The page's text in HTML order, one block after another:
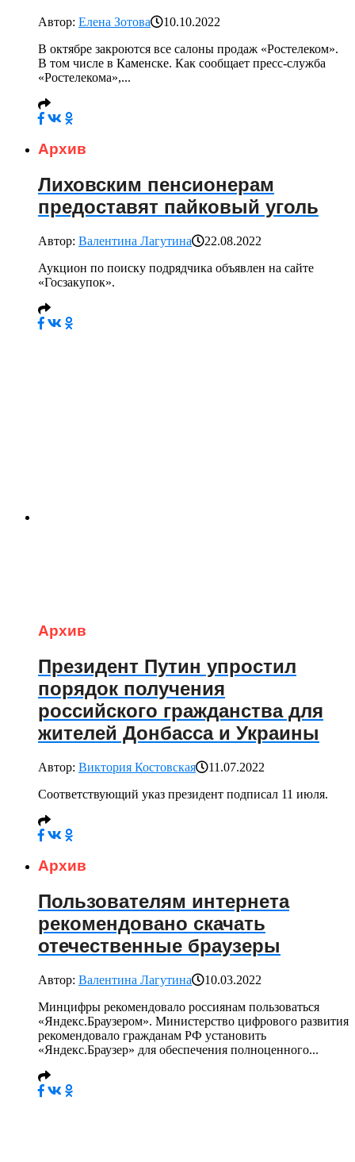
Автор: Елена Зотова
10.10.2022
В октябре закроются все салоны продаж «Ростелеком».
В том числе в Каменске. Как сообщает пресс-служба
«Ростелекома»,...
Архив
Лиховским пенсионерам
предоставят пайковый уголь
Автор: Валентина Лагутина
22.08.2022
Аукцион по поиску подрядчика объявлен на сайте
«Госзакупок».
Архив
Президент Путин упростил
порядок получения
российского гражданства для
жителей Донбасса и Украины
Автор: Виктория Костовская
11.07.2022
Соответствующий указ президент подписал 11 июля.
Архив
Пользователям интернета
рекомендовано скачать
отечественные браузеры
Автор: Валентина Лагутина
10.03.2022
Минцифры рекомендовало россиянам пользоваться
«Яндекс.Браузером». Министерство цифрового развития
рекомендовало гражданам РФ установить
«Яндекс.Браузер» для обеспечения полноценного...